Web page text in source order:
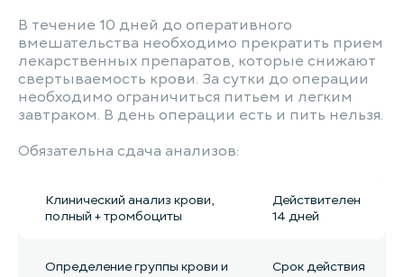
В течение 10 дней до оперативного
вмешательства необходимо прекратить прием
лекарственных препаратов, которые снижают
свертываемость крови. За сутки до операции
необходимо ограничиться питьем и легким
завтраком. В день операции есть и пить нельзя.
Обязательна сдача анализов:
Клинический анализ крови,
полный + тромбоциты
Действителен
14 дней
Определение группы крови и
Срок действия